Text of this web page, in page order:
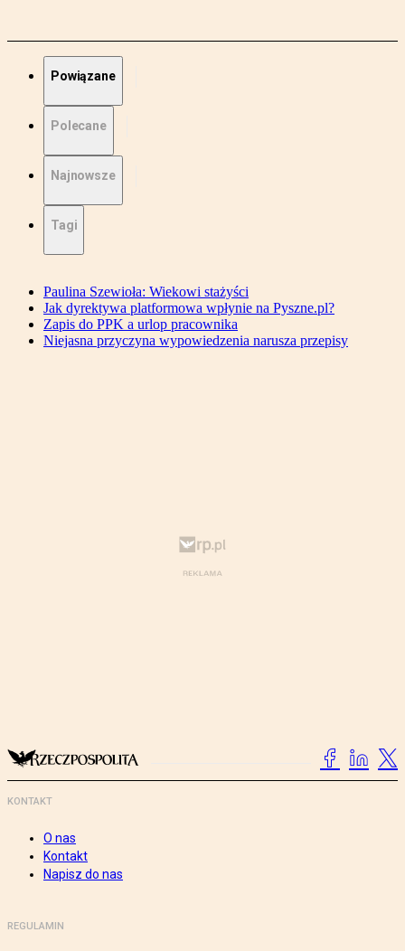
Powiązane
Polecane
Najnowsze
Tagi
Paulina Szewioła: Wiekowi stażyści
Jak dyrektywa platformowa wpłynie na Pyszne.pl?
Zapis do PPK a urlop pracownika
Niejasna przyczyna wypowiedzenia narusza przepisy
KONTAKT
O nas
Kontakt
Napisz do nas
REGULAMIN